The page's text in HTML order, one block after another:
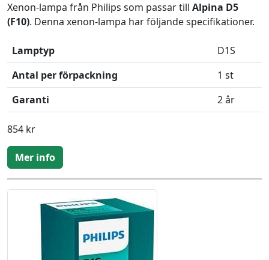
Xenon-lampa från Philips som passar till Alpina D5
(F10). Denna xenon-lampa har följande specifikationer.
Lamptyp
D1S
Antal per förpackning
1 st
Garanti
2 år
854 kr
Mer info